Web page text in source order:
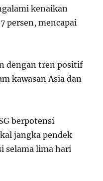
kenaikan
persen, mencapai
dengan tren positif
kawasan Asia dan
berpotensi
jangka pendek
selama lima hari